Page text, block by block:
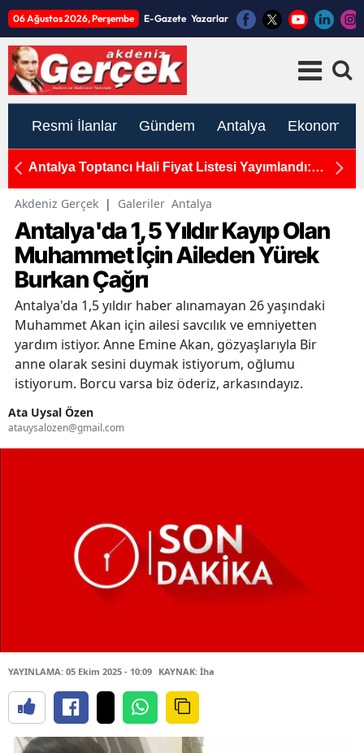
06 Ağustos 2026, Perşembe E-Gazete Yazarlar
Resmi İlanlar Gündem Antalya Ekonomi
Antalya Toptancı Hali Fiyat Listesi Yayımlandı:
Akdeniz Gerçek | Galeriler Antalya
Antalya'da 1,5 Yıldır Kayıp Olan
Muhammet İçin Aileden Yürek
Burkan Çağrı
Antalya'da 1,5 yıldır haber alınamayan 26 yaşındaki
Muhammet Akan için ailesi savcılık ve emniyetten
yardım istiyor. Anne Emine Akan, gözyaşlarıyla Bir
anne olarak sesini duymak istiyorum, oğlumu
istiyorum. Borcu varsa biz öderiz, arkasındayız.
Ata Uysal Özen
atauysalozen@gmail.com
YAYINLAMA: 05 Ekim 2025 - 10:09 KAYNAK: İha